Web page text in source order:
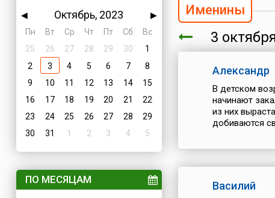
◀ Октябрь, 2023
▶
Пн
Вт Ср Чт Пт Сб
Вс
25
26 27 28 29 30
1
2
3 4 5 6 7
8
9
10 11 12 13 14
15
16
17 18 19 20 21
22
23
24 25 26 27 28
29
30
31 1 2 3 4 5
ПО МЕСЯЦАМ
Именины
3
Александр
В детском
начинают
из них
добиваются
Василий